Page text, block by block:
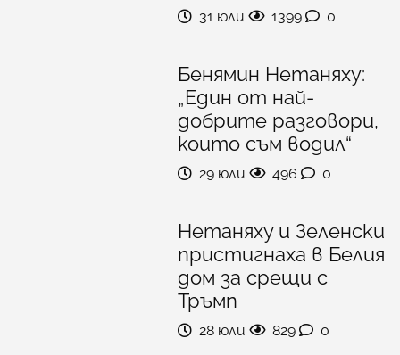
31 юли 1399 0
Бенямин Нетаняху:
„Един от най-
добрите разговори,
които съм водил“
29 юли 496 0
Нетаняху и Зеленски
пристигнаха в Белия
дом за срещи с
Тръмп
28 юли 829 0